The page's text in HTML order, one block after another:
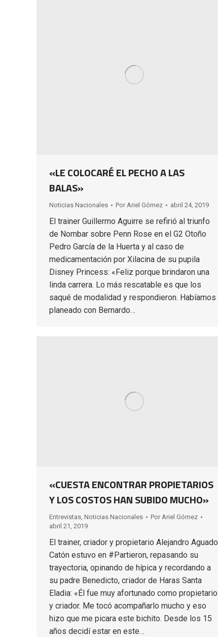
«LE COLOCARÉ EL PECHO A LAS
BALAS»
Noticias Nacionales Por Ariel Gómez abril 24, 2019
El trainer Guillermo Aguirre se refirió al triunfo
de Nombar sobre Penn Rose en el G2 Otoño
Pedro García de la Huerta y al caso de
medicamentación por Xilacina de su pupila
Disney Princess: «Feliz porque brindaron una
linda carrera. Lo más rescatable es que los
saqué de modalidad y respondieron. Habíamos
planeado con Bernardo…
«CUESTA ENCONTRAR PROPIETARIOS
Y LOS COSTOS HAN SUBIDO MUCHO»
Entrevistas, Noticias Nacionales Por Ariel Gómez
abril 21, 2019
El trainer, criador y propietario Alejandro Aguado
Catón estuvo en #Partieron, repasando su
trayectoria, opinando de hípica y recordando a
su padre Benedicto, criador de Haras Santa
Eladia: «Él fue muy afortunado como propietario
y criador. Me tocó acompañarlo mucho y eso
hizo que me picara este bichito. Desde los 15
años decidí estar en este…